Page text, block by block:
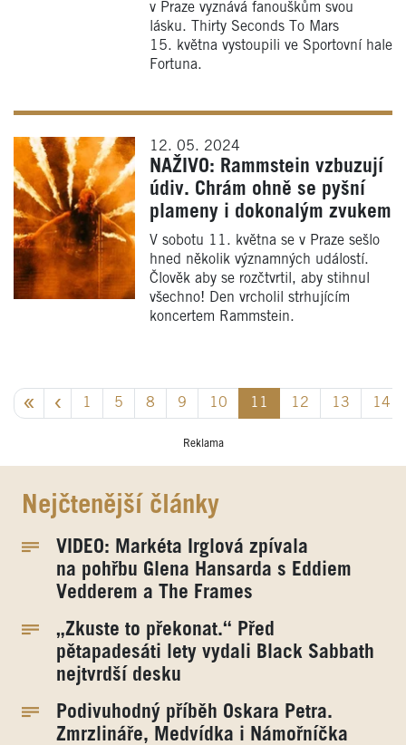
v Praze vyznává fanouškům svou
lásku. Thirty Seconds To Mars
15. května vystoupili ve Sportovní hale
Fortuna.
12. 05. 2024
NAŽIVO: Rammstein vzbuzují
údiv. Chrám ohně se pyšní
plameny i dokonalým zvukem
V sobotu 11. května se v Praze sešlo
hned několik významných událostí.
Člověk aby se rozčtvrtil, aby stihnul
všechno! Den vrcholil strhujícím
koncertem Rammstein.
1 5 8 9 10 11 12 13 14
Reklama
Nejčtenější články
VIDEO: Markéta Irglová zpívala
na pohřbu Glena Hansarda s Eddiem
Vedderem a The Frames
„Zkuste to překonat.“ Před
pětapadesáti lety vydali Black Sabbath
nejtvrdší desku
Podivuhodný příběh Oskara Petra.
Zmrzlináře, Medvídka i Námořníčka